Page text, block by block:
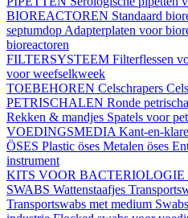
BIOREACTOREN Standaard
septumdop Adapterplaten voor
bioreactoren
FILTERSYSTEEM Filterflessen
voor weefselkweek
TOEBEHOREN Celschrapers
PETRISCHALEN Ronde
Rekken & mandjes Spatels voor
VOEDINGSMEDIA Kant-en-
ÖSES Plastic öses Metalen öses
instrument
KITS VOOR BACTERIOLOGIE
SWABS Wattenstaafjes
Transportswabs met medium